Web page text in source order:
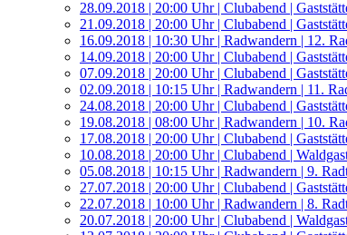
28.09.2018 | 20:00 Uhr | Clubabend |
21.09.2018 | 20:00 Uhr | Clubabend |
16.09.2018 | 10:30 Uhr | Radwandern | 12.
14.09.2018 | 20:00 Uhr | Clubabend |
07.09.2018 | 20:00 Uhr | Clubabend |
02.09.2018 | 10:15 Uhr | Radwandern | 11.
24.08.2018 | 20:00 Uhr | Clubabend |
19.08.2018 | 08:00 Uhr | Radwandern | 10.
17.08.2018 | 20:00 Uhr | Clubabend |
10.08.2018 | 20:00 Uhr | Clubabend |
05.08.2018 | 10:15 Uhr | Radwandern | 9.
27.07.2018 | 20:00 Uhr | Clubabend |
22.07.2018 | 10:00 Uhr | Radwandern | 8.
20.07.2018 | 20:00 Uhr | Clubabend |